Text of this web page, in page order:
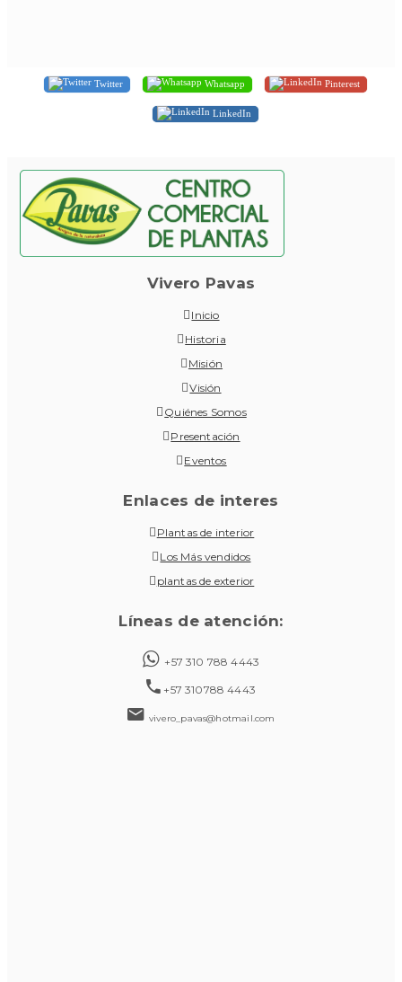
Twitter Whatsapp Pinterest
LinkedIn
Vivero Pavas
Inicio
Historia
Misión
Visión
Quiénes Somos
Presentación
Eventos
Enlaces de interes
Plantas de interior
Los Más vendidos
plantas de exterior
Líneas de atención:
+57 310 788 4443
+57 310788 4443
vivero_pavas@hotmail.com